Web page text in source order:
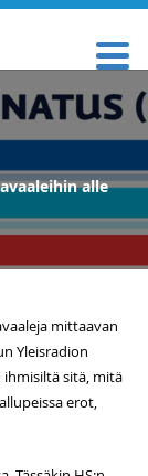
alle
mittaavan
Yleisradion
ihmisiltä sitä, mitä
erot,